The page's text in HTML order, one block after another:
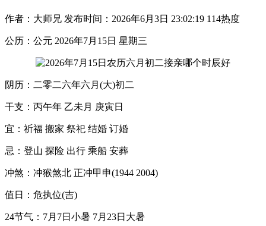
作者：大师兄 发布时间：2026年6月3日 23:02:19 114热度
公历：公元 2026年7月15日 星期三
阴历：二零二六年六月(大)初二
干支：丙午年 乙未月 庚寅日
宜：祈福 搬家 祭祀 结婚 订婚
忌：登山 探险 出行 乘船 安葬
冲煞：冲猴煞北 正冲甲申(1944 2004)
值日：危执位(吉)
24节气：7月7日小暑 7月23日大暑